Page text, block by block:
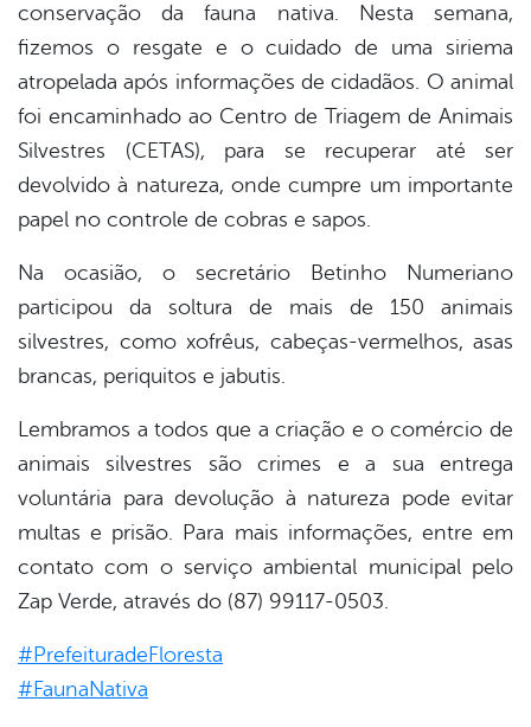
conservação da fauna nativa. Nesta semana,
fizemos o resgate e o cuidado de uma siriema
atropelada após informações de cidadãos. O animal
foi encaminhado ao Centro de Triagem de Animais
Silvestres (CETAS), para se recuperar até ser
devolvido à natureza, onde cumpre um importante
papel no controle de cobras e sapos.
Na ocasião, o secretário Betinho Numeriano
participou da soltura de mais de 150 animais
silvestres, como xofrêus, cabeças-vermelhos, asas
brancas, periquitos e jabutis.
Lembramos a todos que a criação e o comércio de
animais silvestres são crimes e a sua entrega
voluntária para devolução à natureza pode evitar
multas e prisão. Para mais informações, entre em
contato com o serviço ambiental municipal pelo
Zap Verde, através do (87) 99117-0503.
#PrefeituradeFloresta
#FaunaNativa